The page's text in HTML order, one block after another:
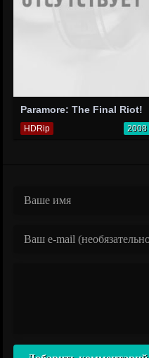
Paramore: The Final Riot!
HDRip 2008